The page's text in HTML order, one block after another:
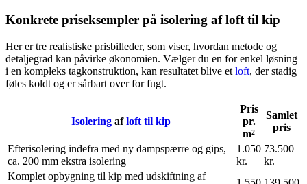
Konkrete priseksempler på isolering af loft til kip
Her er tre realistiske prisbilleder, som viser, hvordan metode og
detaljegrad kan påvirke økonomien. Vælger du en for enkel løsning
i en kompleks tagkonstruktion, kan resultatet blive et loft, der stadig
føles koldt og er sårbart over for fugt.
Isoleringafloft til kip
Pris
pr.
m²
Samlet
pris
Efterisolering indefra med ny dampspærre og gips,
ca. 200 mm ekstra isolering
1.050
kr.
73.500
kr.
Komplet opbygning til kip med udskiftning af